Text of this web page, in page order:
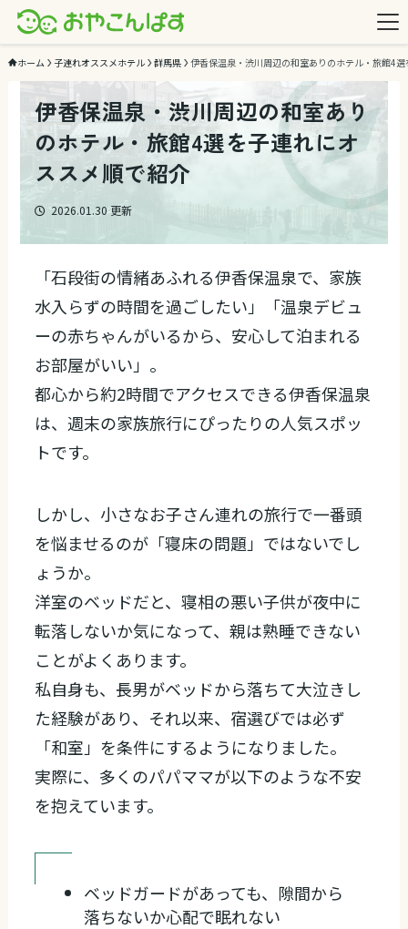
ホーム 子連れオススメホテル 群馬県 伊香保温泉・渋川周辺の和室ありのホテル・旅館4
伊香保温泉・渋川周辺の和室あり
のホテル・旅館4選を子連れにオ
ススメ順で紹介
2026.01.30 更新
「石段街の情緒あふれる伊香保温泉で、家族
水入らずの時間を過ごしたい」「温泉デビュ
ーの赤ちゃんがいるから、安心して泊まれる
お部屋がいい」。
都心から約2時間でアクセスできる伊香保温泉
は、週末の家族旅行にぴったりの人気スポッ
トです。
しかし、小さなお子さん連れの旅行で一番頭
を悩ませるのが「寝床の問題」ではないでし
ょうか。
洋室のベッドだと、寝相の悪い子供が夜中に
転落しないか気になって、親は熟睡できない
ことがよくあります。
私自身も、長男がベッドから落ちて大泣きし
た経験があり、それ以来、宿選びでは必ず
「和室」を条件にするようになりました。
実際に、多くのパパママが以下のような不安
を抱えています。
ベッドガードがあっても、隙間から
落ちないか心配で眠れない